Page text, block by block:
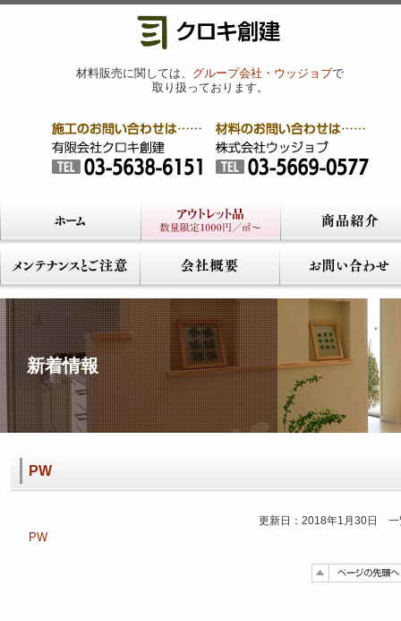
材料販売に関しては、 グループ会社・ウッジョブで
取り扱っております。
新着情報
PW
更新日：2018年1月30日 一
PW